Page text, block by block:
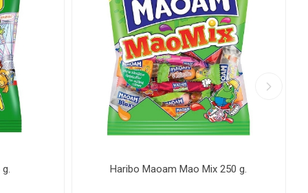
Haribo Maoam Mao Mix 250 g.